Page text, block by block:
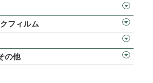
フィルム
の他